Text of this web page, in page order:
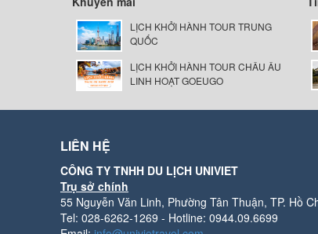
LỊCH KHỞI HÀNH TOUR TRUNG
QUỐC
LỊCH KHỞI HÀNH TOUR CHÂU ÂU
LINH HOẠT GOEUGO
LIÊN HỆ
CÔNG TY TNHH DU LỊCH UNIVIET
Trụ sở chính
55 Nguyễn Văn Linh, Phường Tân Thuận, TP. Hồ
Tel: 028-6262-1269 - Hotline: 0944.09.6699